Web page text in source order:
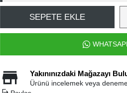
SEPETE EKLE
Yakınınızdaki Mağazayı
Ürünü incelemek veya